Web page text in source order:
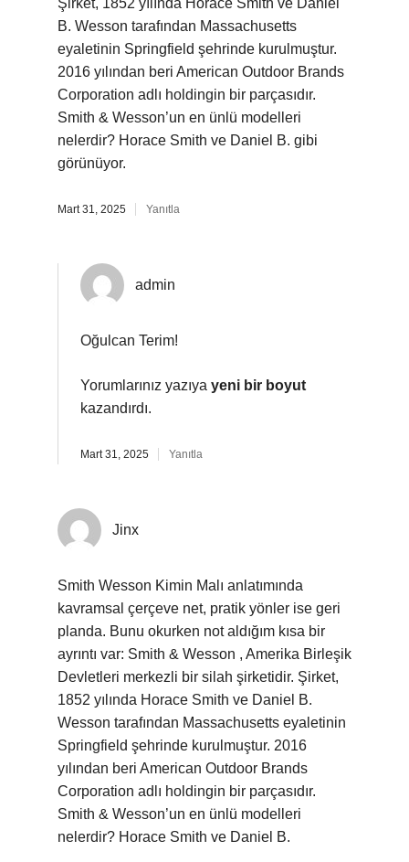
Şirket, 1852 yılında Horace Smith ve Daniel
B. Wesson tarafından Massachusetts
eyaletinin Springfield şehrinde kurulmuştur.
2016 yılından beri American Outdoor Brands
Corporation adlı holdingin bir parçasıdır.
Smith & Wesson’un en ünlü modelleri
nelerdir? Horace Smith ve Daniel B. gibi
görünüyor.
Mart 31, 2025 Yanıtla
admin
Oğulcan Terim!
Yorumlarınız yazıya yeni bir boyut
kazandırdı.
Mart 31, 2025 Yanıtla
Jinx
Smith Wesson Kimin Malı anlatımında
kavramsal çerçeve net, pratik yönler ise geri
planda. Bunu okurken not aldığım kısa bir
ayrıntı var: Smith & Wesson , Amerika Birleşik
Devletleri merkezli bir silah şirketidir. Şirket,
1852 yılında Horace Smith ve Daniel B.
Wesson tarafından Massachusetts eyaletinin
Springfield şehrinde kurulmuştur. 2016
yılından beri American Outdoor Brands
Corporation adlı holdingin bir parçasıdır.
Smith & Wesson’un en ünlü modelleri
nelerdir? Horace Smith ve Daniel B.